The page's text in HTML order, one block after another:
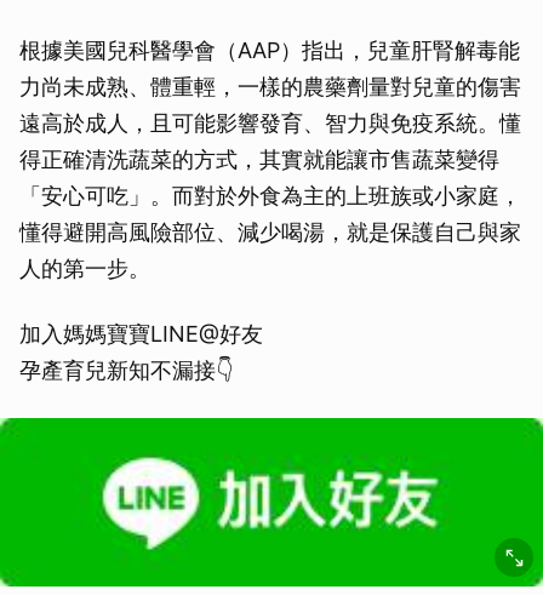
根據美國兒科醫學會（AAP）指出，兒童肝腎解毒能
力尚未成熟、體重輕，一樣的農藥劑量對兒童的傷害
遠高於成人，且可能影響發育、智力與免疫系統。懂
得正確清洗蔬菜的方式，其實就能讓市售蔬菜變得
「安心可吃」。而對於外食為主的上班族或小家庭，
懂得避開高風險部位、減少喝湯，就是保護自己與家
人的第一步。
加入媽媽寶寶LINE@好友
孕產育兒新知不漏接👇